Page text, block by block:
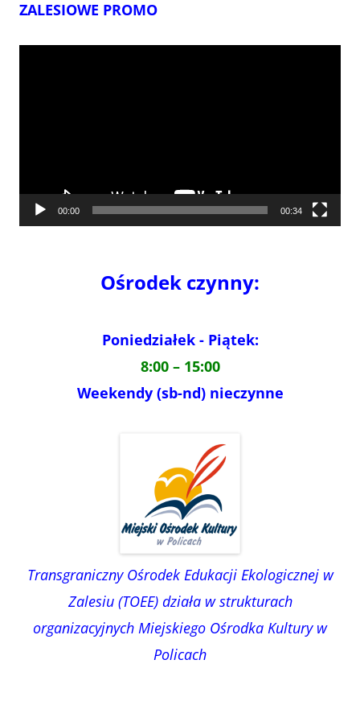
ZALESIOWE PROMO
Odtwarzacz
00:00 00:34
Ośrodek czynny:
Poniedziałek - Piątek:
8:00 – 15:00
Weekendy (sb-nd) nieczynne
Transgraniczny Ośrodek Edukacji Ekologicznej w
Zalesiu (TOEE) działa w strukturach
organizacyjnych Miejskiego Ośrodka Kultury w
Policach